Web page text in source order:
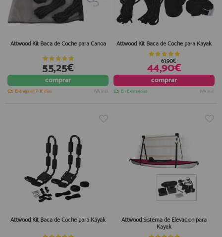
Attwood Kit Baca de Coche para Canoa
55,25€
comprar
Entrega en 7-10 días IVA incl.
Attwood Kit Baca de Coche para Kayak
44,90€
61,90€
comprar
En Existencias IVA incl.
Attwood Kit Baca de Coche para Kayak Attwood Sistema de Elevacion para
Kayak